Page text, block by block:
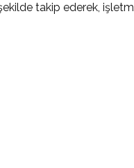
takip ederek,